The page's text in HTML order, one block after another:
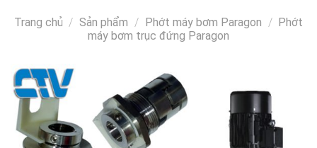
Trang chủ / Sản phẩm / Phớt máy bơm Paragon / Phớt
máy bơm trục đứng Paragon